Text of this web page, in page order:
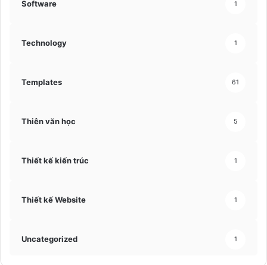
Software 1
Technology 1
Templates 61
Thiên văn học 5
Thiết kế kiến trúc 1
Thiết kế Website 1
Uncategorized 1